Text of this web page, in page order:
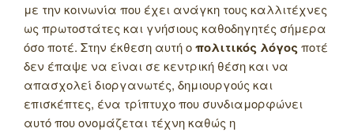
με την κοινωνία που έχει ανάγκη τους καλλιτέχνες
ως πρωτοστάτες και γνήσιους καθοδηγητές σήμερα
όσο ποτέ. Στην έκθεση αυτή οπολιτικός λόγος ποτέ
δεν έπαψε να είναι σε κεντρική θέση και να
απασχολεί διοργανωτές, δημιουργούς και
επισκέπτες, ένα τρίπτυχο που συνδιαμορφώνει
αυτό που ονομάζεται τέχνη καθώς η